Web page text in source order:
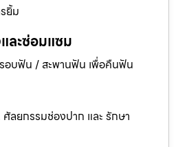
ยิ้ม
ละซ่อมแซม
อบฟัน / สะพานฟัน เพื่อคืนฟัน
ลยกรรมช่องปาก และ รักษา